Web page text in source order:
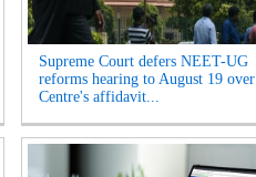
Supreme Court defers NEET-UG
reforms hearing to August 19 over
Centre's affidavit...